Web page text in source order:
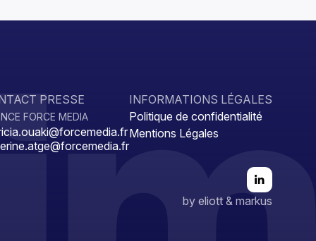
PRESSE
FORCE MEDIA
INFORMATIONS LÉGALES
Politique de confidentialité
Mentions Légales
by eliott & markus